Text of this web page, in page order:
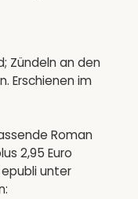
Zündeln an den
Erschienen im
Roman
2,95 Euro
unter